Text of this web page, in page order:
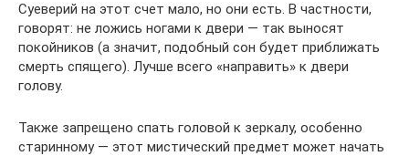
Суеверий на этот счет мало, но они есть. В частности,
говорят: не ложись ногами к двери — так выносят
покойников (а значит, подобный сон будет приближать
смерть спящего). Лучше всего «направить» к двери
голову.
Также запрещено спать головой к зеркалу, особенно
старинному — этот мистический предмет может начать